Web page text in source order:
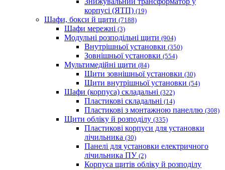
корпусі (ЯТП) (19)
Шафи, бокси й щити (7188)
Шафи мережні (3)
Модульні розподільні щити (904)
Внутрішньої установки (350)
Зовнішньої установки (554)
Мультимедійні щити (84)
Щити зовнішньої установки (30)
Щити внутрішньої установки (54)
Шафи (корпуса) складальні (322)
Пластикові складальні (14)
Пластикові з монтажною панеллю (308)
Щити обліку й розподілу (335)
Пластикові корпуси для установки
лічильника (30)
Панелі для установки електричного
лічильника ПУ (2)
Корпуса щитів обліку й розподілу